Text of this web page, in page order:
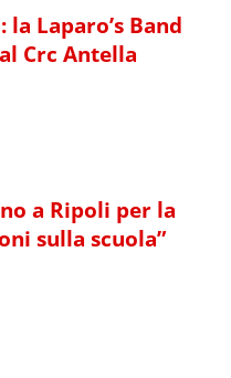
Laparo’s Band
Crc Antella
a Ripoli per la
sulla scuola”